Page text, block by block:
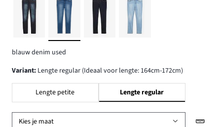
blauw denim used
Variant: Lengte regular (Ideaal voor lengte: 164cm-172cm)
Lengte petite Lengte regular
Kies je maat